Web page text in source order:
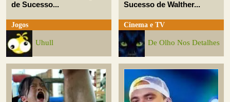
de Sucesso...
Jogos
Uhull
Sucesso de Walther...
Cinema e TV
De Olho Nos Detalhes